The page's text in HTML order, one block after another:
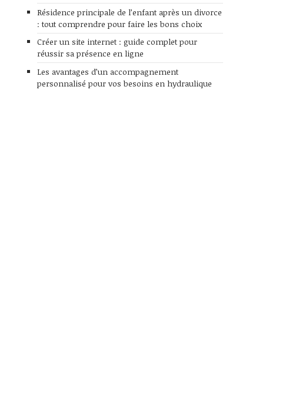
Résidence principale de l’enfant après un divorce
: tout comprendre pour faire les bons choix
Créer un site internet : guide complet pour
réussir sa présence en ligne
Les avantages d’un accompagnement
personnalisé pour vos besoins en hydraulique